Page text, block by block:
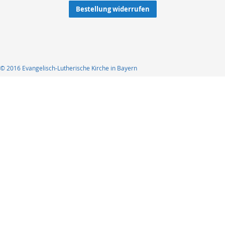
Bestellung widerrufen
© 2016 Evangelisch-Lutherische Kirche in Bayern